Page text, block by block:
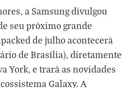
, a Samsung divulgou
seu próximo grande
de julho acontecerá
de Brasília), diretamente
York, e trará as novidades
Galaxy. A